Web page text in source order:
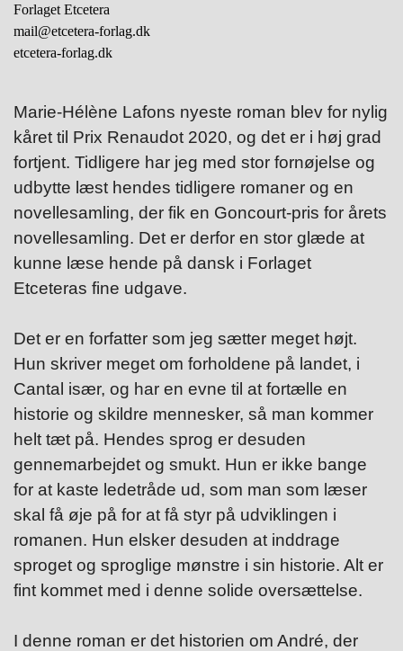
Forlaget Etcetera
mail@etcetera-forlag.dk
etcetera-forlag.dk
Marie-Hélène Lafons nyeste roman blev for nylig
kåret til Prix Renaudot 2020, og det er i høj grad
fortjent. Tidligere har jeg med stor fornøjelse og
udbytte læst hendes tidligere romaner og en
novellesamling, der fik en Goncourt-pris for årets
novellesamling. Det er derfor en stor glæde at
kunne læse hende på dansk i Forlaget
Etceteras fine udgave.
Det er en forfatter som jeg sætter meget højt.
Hun skriver meget om forholdene på landet, i
Cantal især, og har en evne til at fortælle en
historie og skildre mennesker, så man kommer
helt tæt på. Hendes sprog er desuden
gennemarbejdet og smukt. Hun er ikke bange
for at kaste ledetråde ud, som man som læser
skal få øje på for at få styr på udviklingen i
romanen. Hun elsker desuden at inddrage
sproget og sproglige mønstre i sin historie. Alt er
fint kommet med i denne solide oversættelse.
I denne roman er det historien om André, der